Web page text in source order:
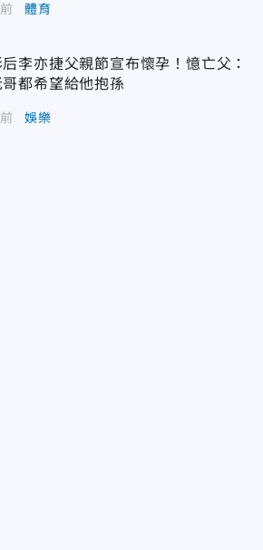
體育
李亦捷父親節宣布懷孕！憶亡父：
都希望給他抱孫
娛樂